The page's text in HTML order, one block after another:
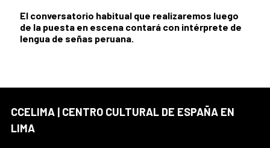
El conversatorio habitual que realizaremos luego
de la puesta en escena contará con intérprete de
lengua de señas peruana.
CCELIMA | CENTRO CULTURAL DE ESPAÑA EN
LIMA